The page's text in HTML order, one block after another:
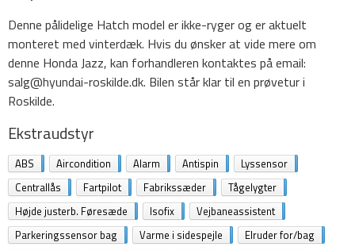
Denne pålidelige Hatch model er ikke-ryger og er aktuelt
monteret med vinterdæk. Hvis du ønsker at vide mere om
denne Honda Jazz, kan forhandleren kontaktes på email:
salg@hyundai-roskilde.dk. Bilen står klar til en prøvetur i
Roskilde.
Ekstraudstyr
ABS Aircondition Alarm Antispin
Lyssensor
Centrallås
Fartpilot Fabrikssæder
Tågelygter
Højde justerb. Føresæde
Isofix
Vejbaneassistent
Parkeringssensor bag
Varme i sidespejle
Elruder for/bag